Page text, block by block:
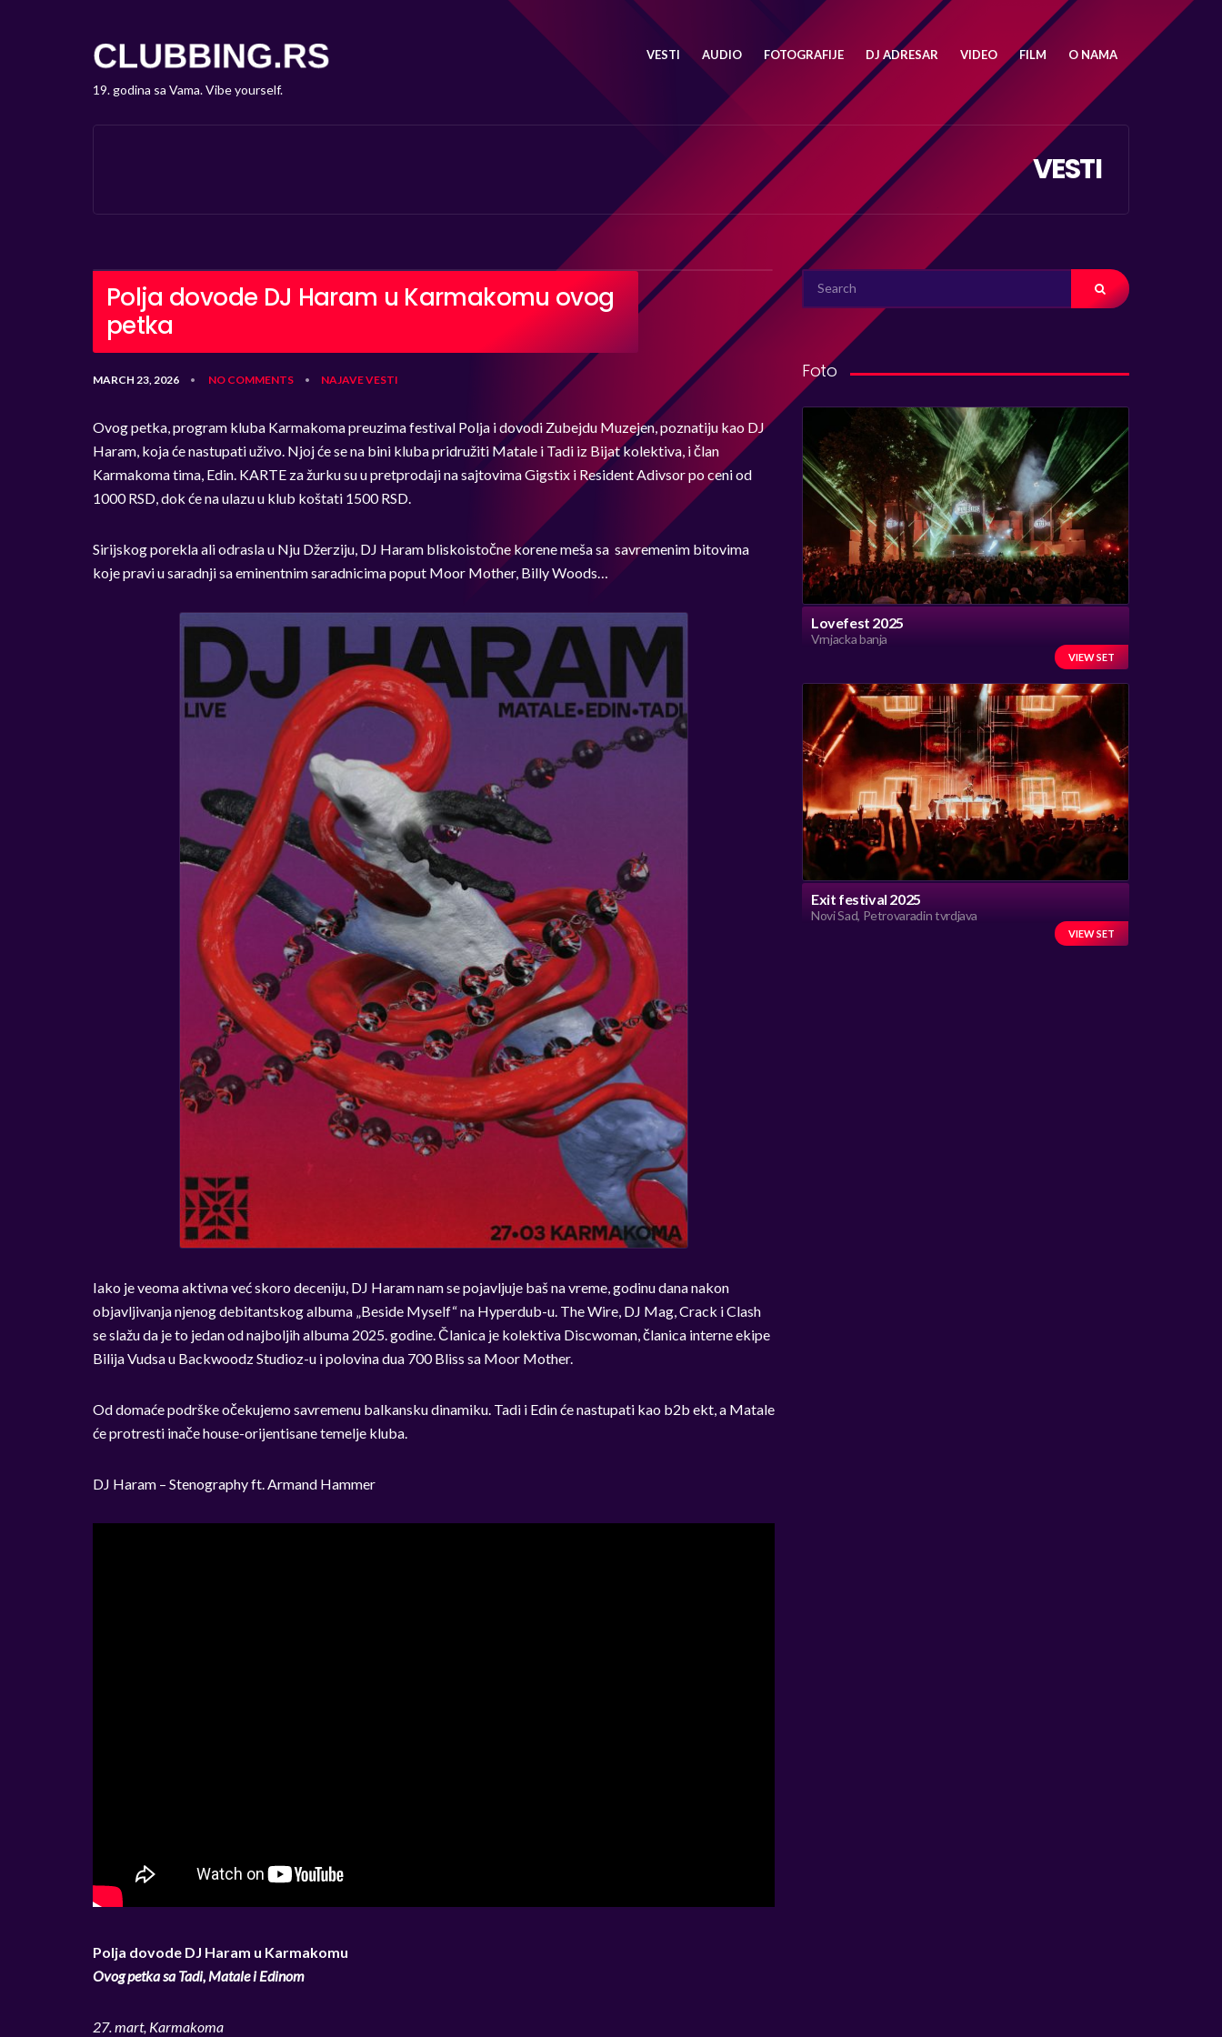
19. godina sa Vama. Vibe yourself.
VESTI AUDIO FOTOGRAFIJE DJ ADRESAR VIDEO FILM O NAMA
VESTI
Polja dovode DJ Haram u Karmakomu ovog
petka
MARCH 23, 2026 • NO COMMENTS • NAJAVEVESTI
Ovog petka, program kluba Karmakoma preuzima festival Polja i dovodi Zubejdu Muzejen, poznatiju kao DJ
Haram, koja će nastupati uživo. Njoj će se na bini kluba pridružiti Matale i Tadi iz Bijat kolektiva, i član
Karmakoma tima, Edin. KARTE za žurku su u pretprodaji na sajtovima Gigstix i Resident Adivsor po ceni od
1000 RSD, dok će na ulazu u klub koštati 1500 RSD.
Sirijskog porekla ali odrasla u Nju Džerziju, DJ Haram bliskoistočne korene meša sa savremenim bitovima
koje pravi u saradnji sa eminentnim saradnicima poput Moor Mother, Billy Woods…
Iako je veoma aktivna već skoro deceniju, DJ Haram nam se pojavljuje baš na vreme, godinu dana nakon
objavljivanja njenog debitantskog albuma „Beside Myself“ na Hyperdub-u. The Wire, DJ Mag, Crack i Clash
se slažu da je to jedan od najboljih albuma 2025. godine. Članica je kolektiva Discwoman, članica interne ekipe
Bilija Vudsa u Backwoodz Studioz-u i polovina dua 700 Bliss sa Moor Mother.
Od domaće podrške očekujemo savremenu balkansku dinamiku. Tadi i Edin će nastupati kao b2b ekt, a Matale
će protresti inače house-orijentisane temelje kluba.
DJ Haram – Stenography ft. Armand Hammer
Polja dovode DJ Haram u Karmakomu
Ovog petka sa Tadi, Matale i Edinom
27. mart, Karmakoma
SEARCH
FOR:
Foto
Lovefest 2025
Vrnjacka banja
VIEW SET
Exit festival 2025
Novi Sad, Petrovaradin tvrdjava
VIEW SET